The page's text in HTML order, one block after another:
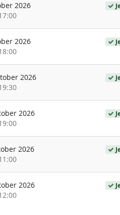
2026
2026
2026
2026
2026
2026